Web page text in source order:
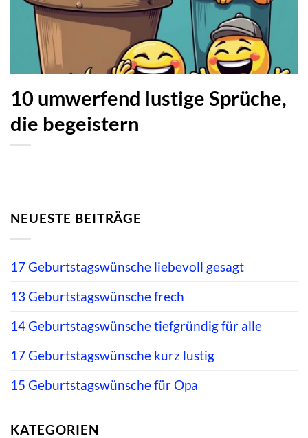
10 umwerfend lustige Sprüche,
die begeistern
NEUESTE BEITRÄGE
17 Geburtstagswünsche liebevoll gesagt
13 Geburtstagswünsche frech
14 Geburtstagswünsche tiefgründig für alle
17 Geburtstagswünsche kurz lustig
15 Geburtstagswünsche für Opa
KATEGORIEN